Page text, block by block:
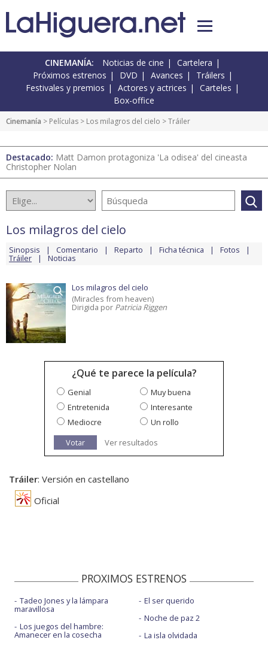
CINEMANÍA: Noticias de cine
Cartelera
Próximos estrenos
DVD Avances
Tráilers
Festivales y premios
Actores y actrices
Carteles
Box-office
Cinemanía > Películas > Los milagros del cielo > Tráiler
Destacado: Matt Damon protagoniza 'La odisea' del cineasta
Christopher Nolan
Los milagros del cielo
Sinopsis Comentario Reparto Ficha técnica Fotos
Tráiler Noticias
Los milagros del cielo
(Miracles from heaven)
Dirigida por Patricia Riggen
¿Qué te parece la película?
Genial
Muy buena
Entretenida
Interesante
Mediocre
Un rollo
Votar
Ver resultados
Tráiler: Versión en castellano
Oficial
PROXIMOS ESTRENOS
Tadeo Jones y la lámpara
maravillosa
Los juegos del hambre:
Amanecer en la cosecha
El ser querido
Noche de paz 2
La isla olvidada